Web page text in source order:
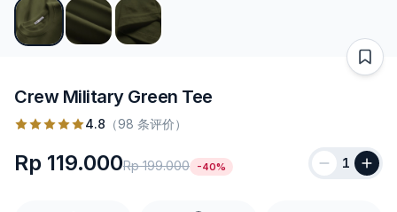
Crew Military Green Tee
4.8 （98 条评价）
Rp 119.000Rp 199.000 -40% 1